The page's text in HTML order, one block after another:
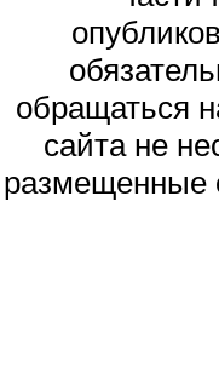
обращаться
сайта не
размещенные